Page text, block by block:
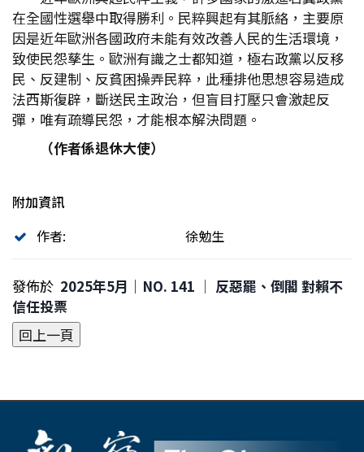
在全國性選舉中取得勝利。民粹興起有其脈絡，主要原
因是近年歐洲各國政府未能有效改善人民的生活環境，
致使民怨孳生。歐洲有識之士都知道，極右政黨以反移
民、反建制、反貧困操弄民粹，此種排他思想容易造成
法西斯復辟，斷送民主政治，但盲目打壓只會激起反
彈，唯有疏導民怨，才能根本解決問題。
（作者係退休大使）
附加資訊
作者:
徐勉生
發佈於 2025年5月｜NO. 141 │ 反惡罷、倒閣 對賴不
信任投票